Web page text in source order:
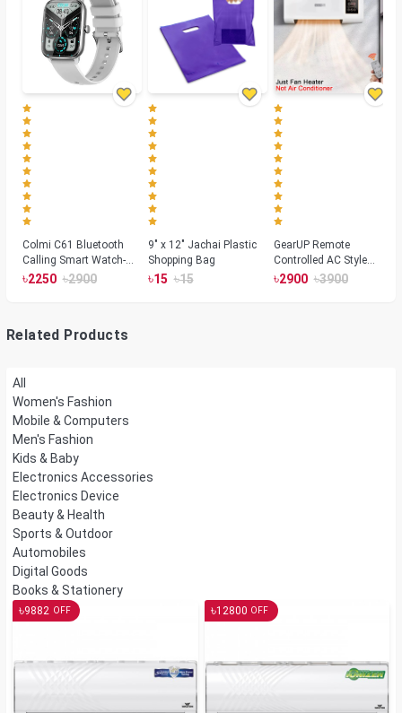
Colmi C61 Bluetooth
Calling Smart Watch-
Silver Color
৳2250 ৳2900
9" x 12" Jachai Plastic
Shopping Bag
৳15 ৳15
GearUP Remote
Controlled AC Style
Room Heater 1800
৳2900 ৳3900
Related Products
All
Women's Fashion
Mobile & Computers
Men's Fashion
Kids & Baby
Electronics Accessories
Electronics Device
Beauty & Health
Sports & Outdoor
Automobiles
Digital Goods
Books & Stationery
৳9882 OFF ৳12800 OFF